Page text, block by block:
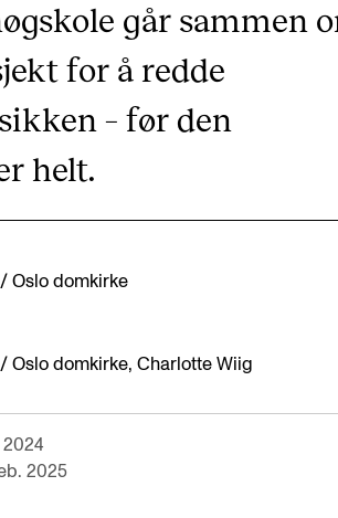
går sammen
for å redde
– før den
helt.
Oslo domkirke
Oslo domkirke, Charlotte Wiig
2024
2025